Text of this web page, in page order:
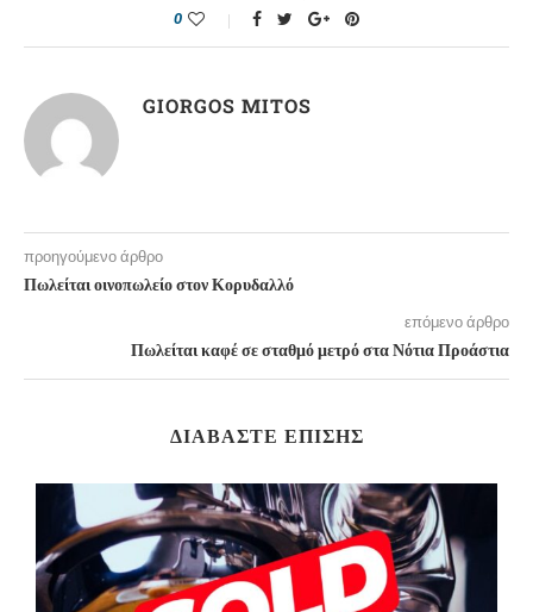
0
GIORGOS MITOS
προηγούμενο άρθρο
Πωλείται οινοπωλείο στον Κορυδαλλό
επόμενο άρθρο
Πωλείται καφέ σε σταθμό μετρό στα Νότια Προάστια
ΔΙΑΒΆΣΤΕ ΕΠΊΣΗΣ